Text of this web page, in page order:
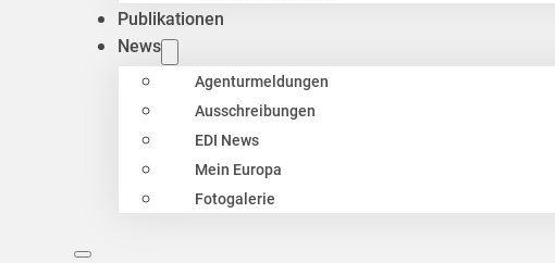
Publikationen
News
Agenturmeldungen
Ausschreibungen
EDI News
Mein Europa
Fotogalerie